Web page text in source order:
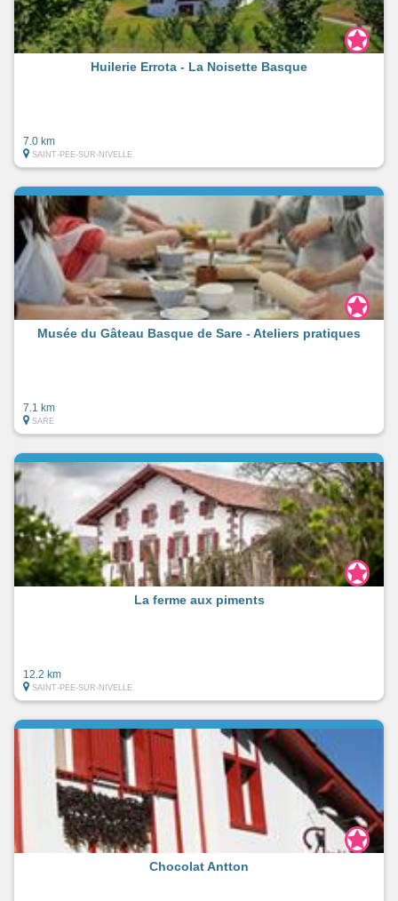
Huilerie Errota - La Noisette Basque
7.0 km
SAINT-PEE-SUR-NIVELLE
Musée du Gâteau Basque de Sare - Ateliers pratiques
7.1 km
SARE
La ferme aux piments
12.2 km
SAINT-PEE-SUR-NIVELLE
Chocolat Antton